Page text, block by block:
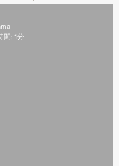
間: 1分